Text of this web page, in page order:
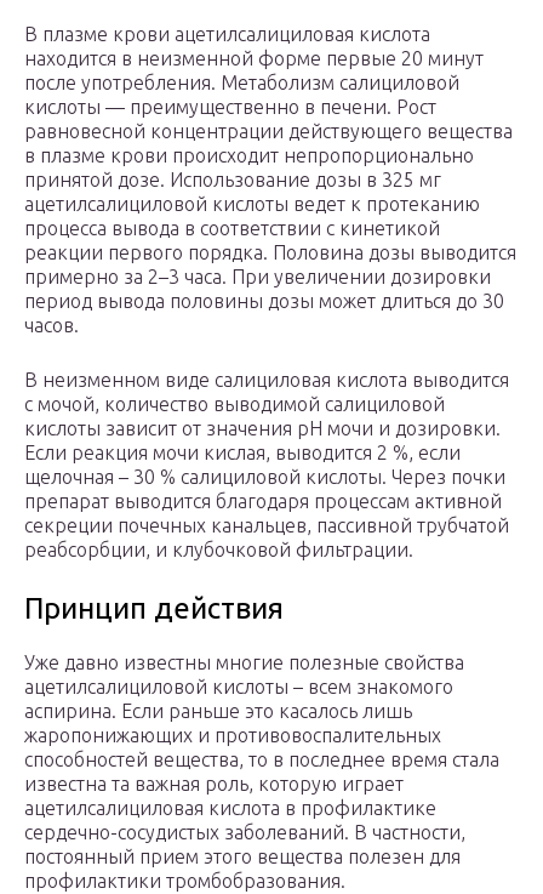
В плазме крови ацетилсалициловая кислота
находится в неизменной форме первые 20 минут
после употребления. Метаболизм салициловой
кислоты — преимущественно в печени. Рост
равновесной концентрации действующего вещества
в плазме крови происходит непропорционально
принятой дозе. Использование дозы в 325 мг
ацетилсалициловой кислоты ведет к протеканию
процесса вывода в соответствии с кинетикой
реакции первого порядка. Половина дозы выводится
примерно за 2–3 часа. При увеличении дозировки
период вывода половины дозы может длиться до 30
часов.
В неизменном виде салициловая кислота выводится
с мочой, количество выводимой салициловой
кислоты зависит от значения рН мочи и дозировки.
Если реакция мочи кислая, выводится 2 %, если
щелочная – 30 % салициловой кислоты. Через почки
препарат выводится благодаря процессам активной
секреции почечных канальцев, пассивной трубчатой
реабсорбции, и клубочковой фильтрации.
Принцип действия
Уже давно известны многие полезные свойства
ацетилсалициловой кислоты – всем знакомого
аспирина. Если раньше это касалось лишь
жаропонижающих и противовоспалительных
способностей вещества, то в последнее время стала
известна та важная роль, которую играет
ацетилсалициловая кислота в профилактике
сердечно-сосудистых заболеваний. В частности,
постоянный прием этого вещества полезен для
профилактики тромбобразования.